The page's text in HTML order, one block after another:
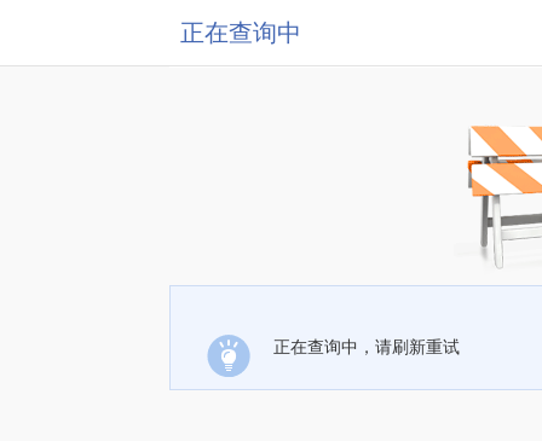
正在查询中
正在查询中，请刷新重试